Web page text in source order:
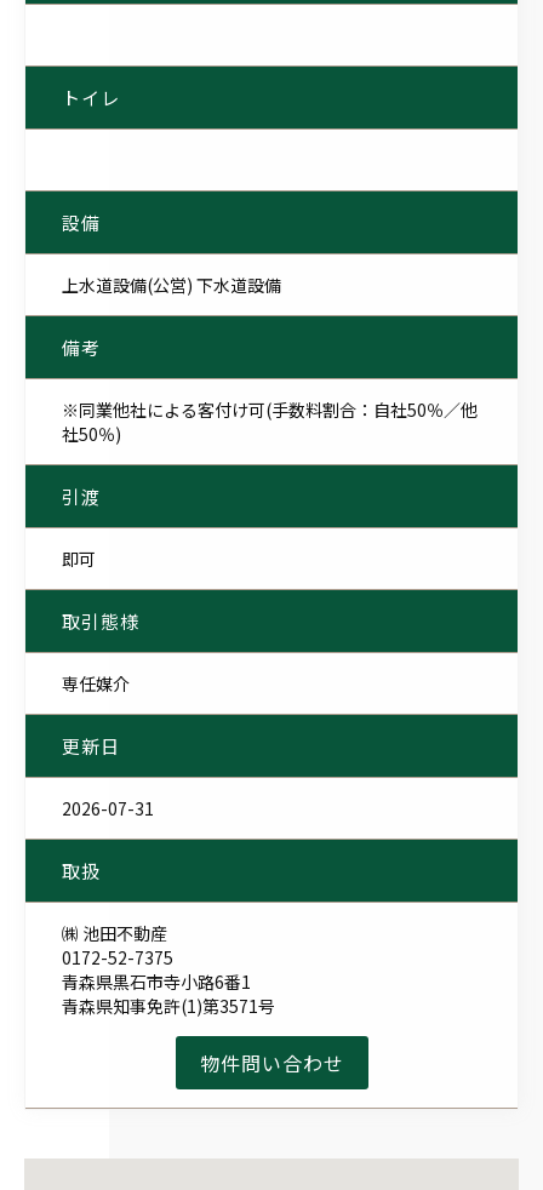
トイレ
設備
上水道設備(公営) 下水道設備
備考
※同業他社による客付け可(手数料割合：自社50％／他
社50％)
引渡
即可
取引態様
専任媒介
更新日
2026-07-31
取扱
㈱ 池田不動産
0172-52-7375
青森県黒石市寺小路6番1
青森県知事免許(1)第3571号
物件問い合わせ